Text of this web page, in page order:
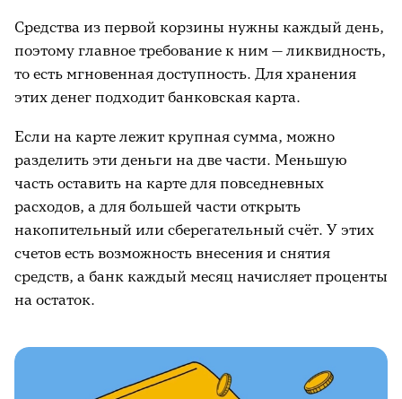
Средства из первой корзины нужны каждый день,
поэтому главное требование к ним — ликвидность,
то есть мгновенная доступность. Для хранения
этих денег подходит банковская карта.
Если на карте лежит крупная сумма, можно
разделить эти деньги на две части. Меньшую
часть оставить на карте для повседневных
расходов, а для большей части открыть
накопительный или сберегательный счёт. У этих
счетов есть возможность внесения и снятия
средств, а банк каждый месяц начисляет проценты
на остаток.